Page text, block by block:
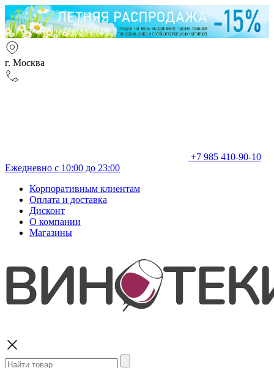
г. Москва
+7 985 410-90-10
Ежедневно с 10:00 до 23:00
Корпоративным клиентам
Оплата и доставка
Дисконт
О компании
Магазины